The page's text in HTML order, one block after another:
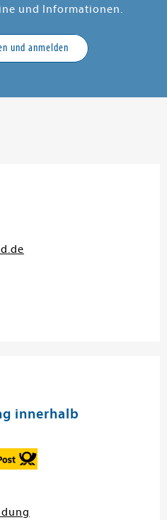
und Informationen.
und anmelden
innerhalb